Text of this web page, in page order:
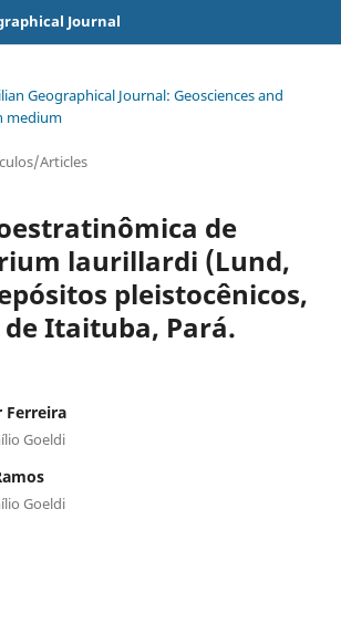
Journal
Geographical Journal: Geosciences and
medium
Articles
de
laurillardi (Lund,
pleistocênicos,
Itaituba, Pará.
Ferreira
Goeldi
Goeldi